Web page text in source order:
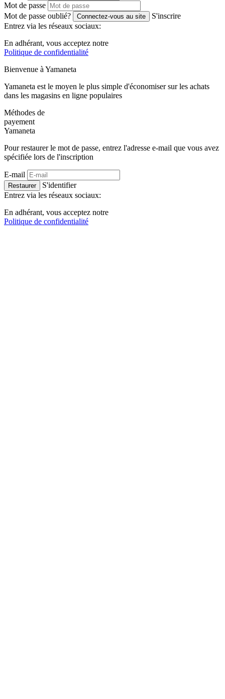
Mot de passe
Mot de passe oublié?
Connectez-vous au site
S'inscrire
Entrez via les réseaux sociaux:
En adhérant, vous acceptez notre
Politique de confidentialité
Bienvenue à Yamaneta
Yamaneta est le moyen le plus simple d'économiser sur les achats
dans les magasins en ligne populaires
Méthodes de
payement
Yamaneta
Pour restaurer le mot de passe, entrez l'adresse e-mail que vous avez
spécifiée lors de l'inscription
E-mail
Restaurer
S'identifier
Entrez via les réseaux sociaux:
En adhérant, vous acceptez notre
Politique de confidentialité